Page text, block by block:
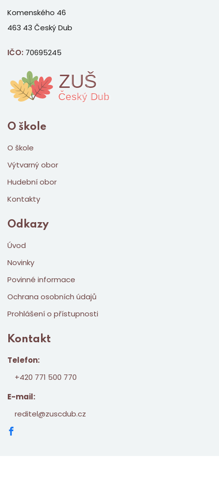
Komenského 46
463 43 Český Dub
IČO: 70695245
O škole
O škole
Výtvarný obor
Hudební obor
Kontakty
Odkazy
Úvod
Novinky
Povinné informace
Ochrana osobních údajů
Prohlášení o přístupnosti
Kontakt
Telefon:
+420 771 500 770
E-mail:
reditel@zuscdub.cz